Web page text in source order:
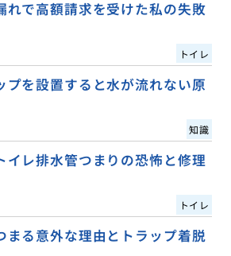
れで高額請求を受けた私の失敗
トイレ
プを設置すると水が流れない原
知識
イレ排水管つまりの恐怖と修理
トイレ
まる意外な理由とトラップ着脱